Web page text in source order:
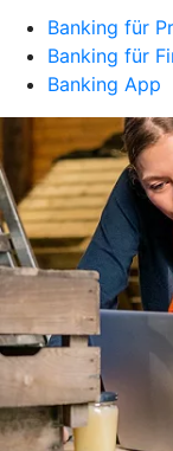
Banking für
Banking für
Banking App